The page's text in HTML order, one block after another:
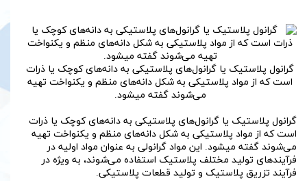
گرانول پلاستیک یا گرانول‌های پلاستیکی به دانه‌های کوچک یا ذرات
است که از مواد پلاستیکی به شکل دانه‌های منظم و یکنواخت تهیه
می‌شوند گفته میشود.
گرانول پلاستیک یا گرانول‌های پلاستیکی به دانه‌های کوچک یا ذرات
است که از مواد پلاستیکی به شکل دانه‌های منظم و یکنواخت تهیه
می‌شوند گفته میشود. این مواد گرانولی به عنوان مواد اولیه در
فرآیندهای تولید مختلف پلاستیک استفاده می‌شوند، به ویژه در
فرآیند تزریق پلاستیک و تولید قطعات پلاستیکی.